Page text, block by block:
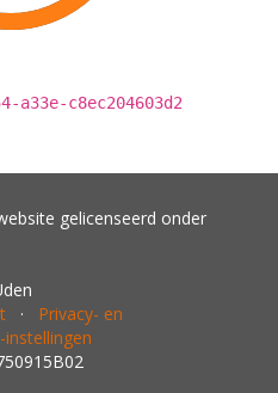
a33e-c8ec204603d2
gelicenseerd onder
· Privacy- en
instellingen